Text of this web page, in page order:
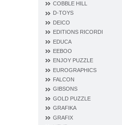
COBBLE HILL
D‐TOYS
DEICO
EDITIONS RICORDI
EDUCA
EEBOO
ENJOY PUZZLE
EUROGRAPHICS
FALCON
GIBSONS
GOLD PUZZLE
GRAFIKA
GRAFIX